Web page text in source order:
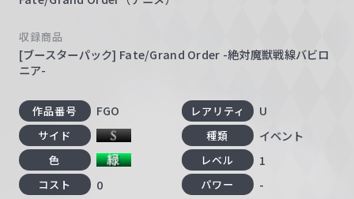
収録商品
[ブースターパック] Fate/Grand Order -絶対魔獣戦線バビロ
ニア-
作品番号 FGO レアリティ U
サイド 種類 イベント
色 レベル 1
コスト 0 パワー -